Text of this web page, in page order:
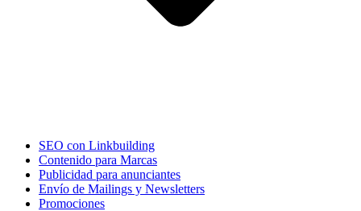
SEO con Linkbuilding
Contenido para Marcas
Publicidad para anunciantes
Envío de Mailings y Newsletters
Promociones